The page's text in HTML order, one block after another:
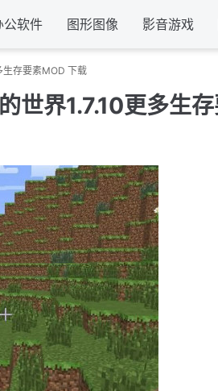
公软件 图形图像 影音游戏
生存要素MOD 下载
世界1.7.10更多生